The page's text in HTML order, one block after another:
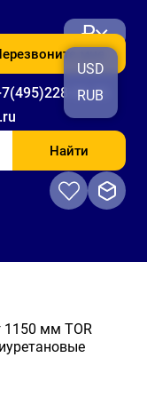
06-56
мне
₽
USD
RUB
Найти
1150 мм TOR